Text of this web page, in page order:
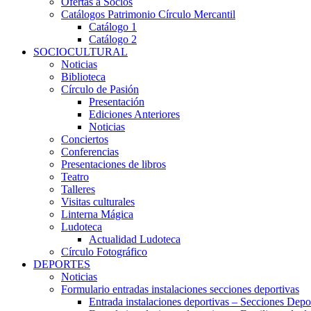
Catálogos Patrimonio Círculo Mercantil
Catálogo 1
Catálogo 2
SOCIOCULTURAL
Noticias
Biblioteca
Círculo de Pasión
Presentación
Ediciones Anteriores
Noticias
Conciertos
Conferencias
Presentaciones de libros
Teatro
Talleres
Visitas culturales
Linterna Mágica
Ludoteca
Actualidad Ludoteca
Círculo Fotográfico
DEPORTES
Noticias
Formulario entradas instalaciones secciones deportivas
Entrada instalaciones deportivas – Secciones